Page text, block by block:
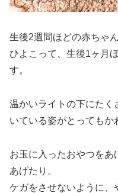
生後2週間ほどの赤ちゃ
ひよこって、生後1ヶ月
す。
温かいライトの下にたく
いている姿がとってもか
お玉に入ったおやつをあ
あげたり。
ケガをさせないように、